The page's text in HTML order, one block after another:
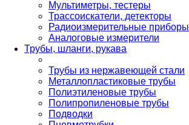
Мультиметры, тестеры
Трассоискатели, детекторы
Радиоизмерительные приборы
Аналоговые измерители
Трубы, шланги, рукава
Трубы из нержавеющей стали
Металлопластиковые трубы
Полиэтиленовые трубы
Полипропиленовые трубы
Подводки